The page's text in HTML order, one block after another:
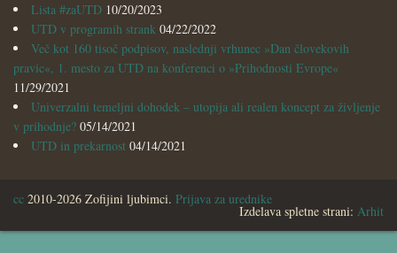
Lista #zaUTD 10/20/2023
UTD v programih strank 04/22/2022
Več kot 160 tisoč podpisov, naslednji vrhunec »Dan človekovih
pravic«, 1. mesto za UTD na konferenci o »Prihodnosti Evrope«
11/29/2021
Univerzalni temeljni dohodek – utopija ali realen koncept za življenje
v prihodnje? 05/14/2021
UTD in prekarnost 04/14/2021
cc 2010-2026 Zofijini ljubimci. Prijava za urednike
Izdelava spletne strani: Arhit